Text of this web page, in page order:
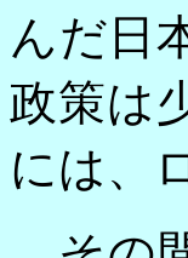
んだ日
政策は
には、